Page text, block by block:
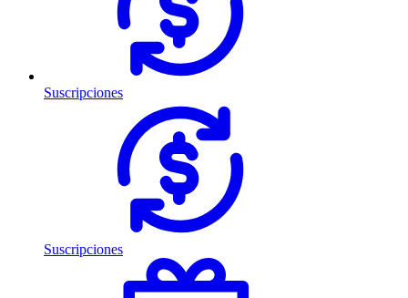
Suscripciones
Suscripciones